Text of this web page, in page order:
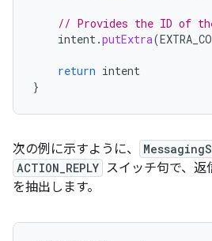
// Provides the ID of
intent.putExtra(
return intent
}
次の例に示すように、
ACTION_REPLY スイッチ句で、返
を抽出します。